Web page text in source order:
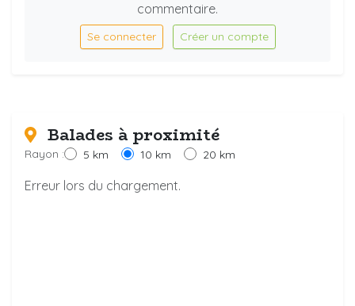
commentaire.
Se connecter Créer un compte
Balades à proximité
Rayon : 5 km 10 km 20 km
Erreur lors du chargement.